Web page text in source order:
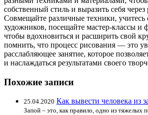
собственный стиль и выразить себя через
Совмещайте различные техники, учитесь
художников, посещайте мастер-классы и
чтобы вдохновиться и расширить свой
помнить, что процесс рисования — это
расслабляющее занятие, которое
и наслаждаться результатами своего
Похожие записи
25.04.2020 Как вывести человека из
Запой – это, как правило, одно из тяжелых